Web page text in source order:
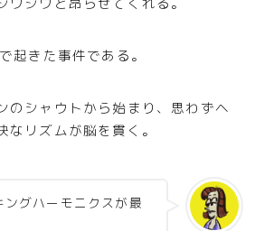
起きた事件である。
のシャウトから始まり、思わずヘ
なリズムが脳を貫く。
グハーモニクスが最